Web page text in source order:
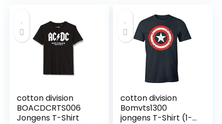
cotton division
BOACDCRTS006
Jongens T-Shirt
cotton division
Bomvts1300
jongens T-Shirt (1-